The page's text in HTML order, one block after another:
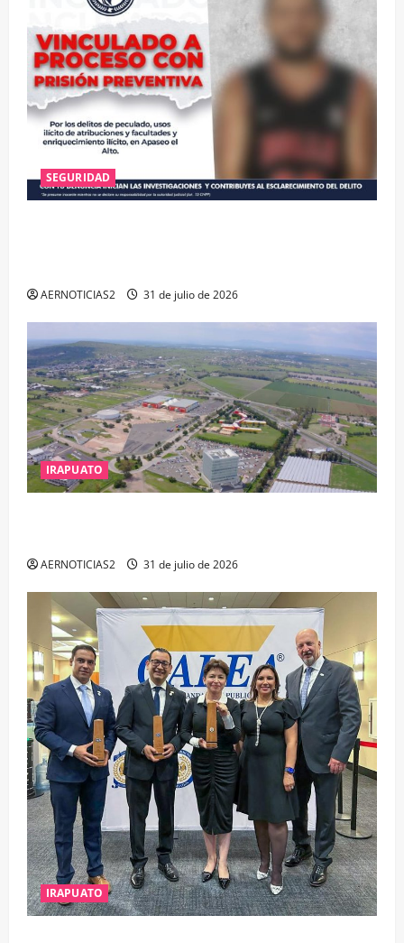
SEGURIDAD
AERNOTICIAS2 31 de julio de 2026
IRAPUATO
AERNOTICIAS2 31 de julio de 2026
IRAPUATO